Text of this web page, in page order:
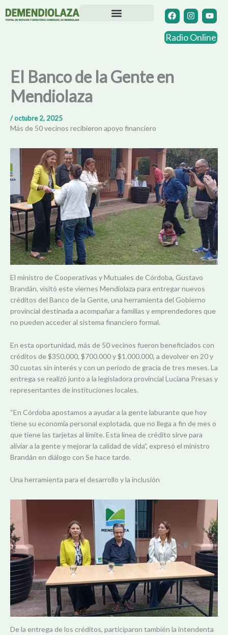
F
a
c
e
b
I
n
s
t
a
Y
o
u
t
u
Radio Online
El Banco de la Gente en
Mendiolaza
/octubre 2, 2025
Más de 50 vecinos recibieron apoyo financiero
El ministro de Cooperativas y Mutuales de Córdoba, Gustavo
Brandán, visitó este viernes Mendiolaza para entregar nuevos
créditos del Banco de la Gente, una herramienta del Gobierno
provincial destinada a acompañar a familias y emprendedores que
no pueden acceder al sistema financiero formal.
En esta oportunidad, más de 50 vecinos fueron beneficiados con
créditos de $350.000, $700.000 y $1.000.000, a devolver en 20 y
30 cuotas sin interés y con un período de gracia de tres meses. La
entrega se realizó junto a la legisladora provincial Luciana Presas y
representantes de instituciones locales.
“En Córdoba apostamos a ayudar a la gente laburante que hoy
tiene su economía personal explotada, que no llega a fin de mes o
que tiene las tarjetas al límite. Esta línea de crédito sirve para
aliviar a la gente y mejorar la calidad de vida”, expresó el ministro
Brandán en diálogo con Se hace tarde.
Una herramienta para el desarrollo y la inclusión
De la entrega de los créditos, participaron también la intendenta